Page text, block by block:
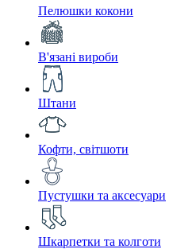
Пелюшки кокони
В'язані вироби
Штани
Кофти, світшоти
Пустушки та аксесуари
Шкарпетки та колготи